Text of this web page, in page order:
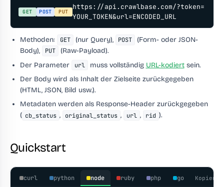
GET POST PUT
https://api.crawlbase.com/?token=
YOUR_TOKEN&url=ENCODED_URL
Methoden: GET (nur Query), POST
(Form- oder JSON-
Body),
PUT
(Raw-Payload).
Der Parameter
url muss vollständig URL-kodiertsein.
Der Body wird als Inhalt der Zielseite zurückgegeben
(HTML, JSON, Bild usw.).
Metadaten werden als Response-Header zurückgegeben
( cb_status , original_status , url , rid ).
Quickstart
curl python node ruby php go Kopieren